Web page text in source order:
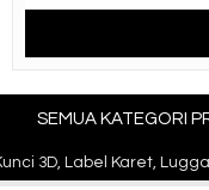
SEMUA KATEGORI
3D, Label Karet,